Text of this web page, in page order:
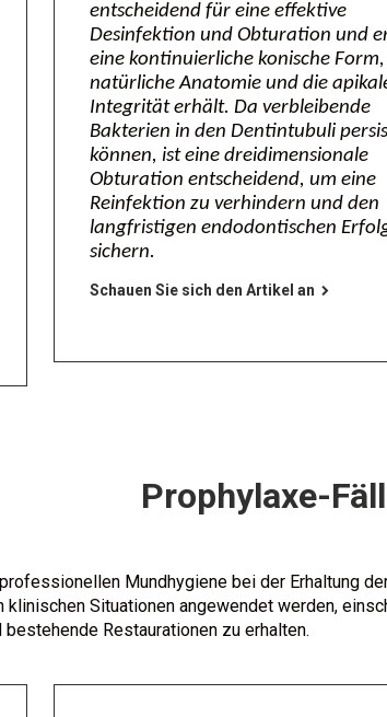
entscheidend für eine effektive
Desinfektion und Obturation und
eine kontinuierliche konische
natürliche Anatomie und die
Integrität erhält. Da verbleibende
Bakterien in den Dentintubuli
können, ist eine dreidimensionale
Obturation entscheidend, um eine
Reinfektion zu verhindern und den
langfristigen endodontischen
sichern.
Schauen Sie sich den Artikel an
Prophylaxe-
Mundhygiene bei der Erhaltung
Situationen angewendet werden,
Restaurationen zu erhalten.